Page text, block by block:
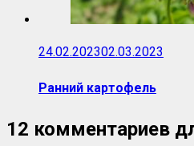
24.02.202302.03.2023
Ранний картофель
12 комментариев